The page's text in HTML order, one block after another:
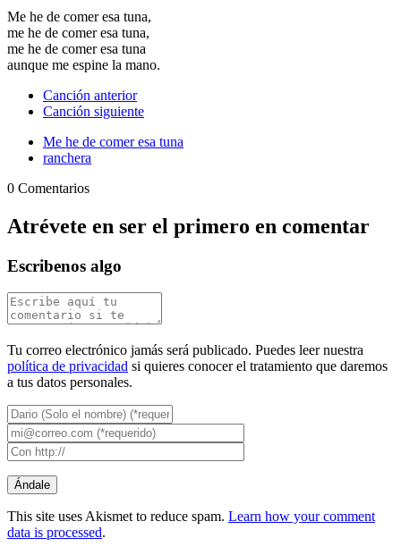
Me he de comer esa tuna,
me he de comer esa tuna,
me he de comer esa tuna
aunque me espine la mano.
Canción anterior
Canción siguiente
Me he de comer esa tuna
ranchera
0 Comentarios
Atrévete en ser el primero en comentar
Escribenos algo
Tu correo electrónico jamás será publicado. Puedes leer nuestra
política de privacidad si quieres conocer el tratamiento que daremos
a tus datos personales.
This site uses Akismet to reduce spam. Learn how your comment
data is processed.